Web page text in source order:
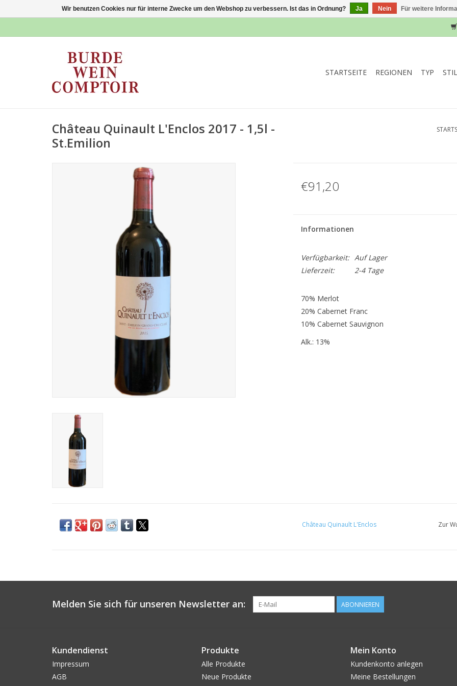
STARTSEITE REGIONEN TYP STIL
Château Quinault L'Enclos 2017 - 1,5l -
St.Emilion
€91,20
Informationen
Verfügbarkeit: Auf Lager
Lieferzeit:
2-4 Tage
70% Merlot
20% Cabernet Franc
10% Cabernet Sauvignon
Alk.: 13%
Château Quinault L'Enclos Zur
Melden Sie sich für unseren Newsletter an: ABONNIEREN
Kundendienst
Impressum
AGB
Produkte
Alle Produkte
Neue Produkte
Mein Konto
Kundenkonto anlegen
Meine Bestellungen
Wir benutzen Cookies nur für interne Zwecke um den Webshop zu verbessern. Ist das in Ordnung? Ja Nein Für weitere